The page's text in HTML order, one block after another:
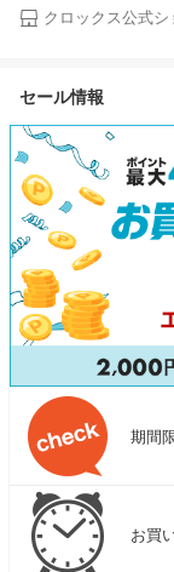
メンズ レディース crocs
バンド スポーツ クロッ
軟性 フィット感 ベスト
セール情報
期間
お買